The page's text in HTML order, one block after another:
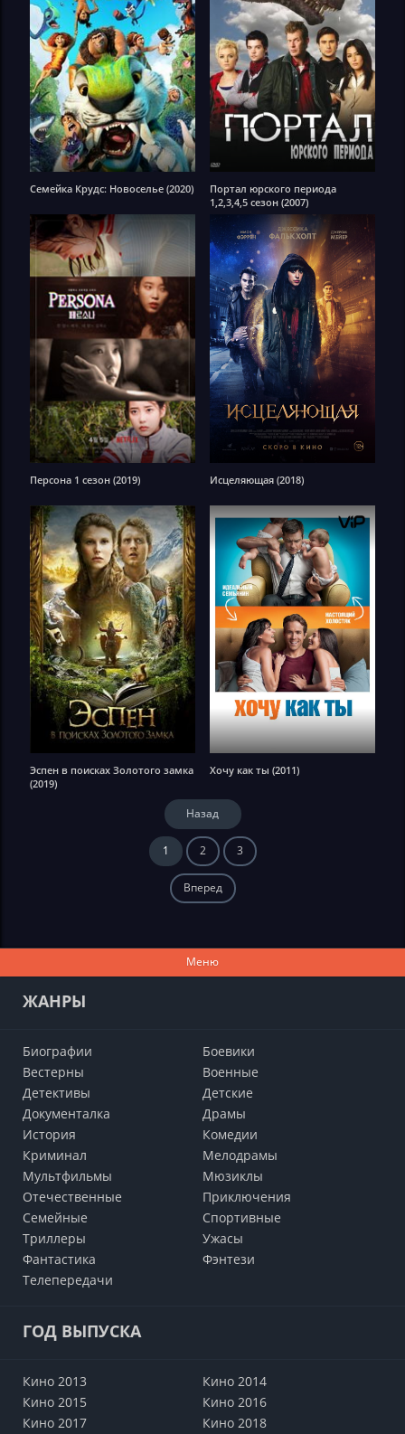
Семейка Крудс: Новоселье (2020)
Портал юрского периода
1,2,3,4,5 сезон (2007)
Персона 1 сезон (2019) Исцеляющая (2018)
Эспен в поисках Золотого замка
(2019)
Хочу как ты (2011)
Назад
1 2 3
Вперед
Меню
ЖАНРЫ
Биографии
Боевики
Вестерны
Военные
Детективы
Детские
Документалка
Драмы
История
Комедии
Криминал
Мелодрамы
Мультфильмы
Мюзиклы
Отечественные
Приключения
Семейные
Cпортивные
Триллеры
Ужасы
Фантастика
Фэнтези
Телепередачи
ГОД ВЫПУСКА
Кино 2013
Кино 2014
Кино 2015
Кино 2016
Кино 2017
Кино 2018